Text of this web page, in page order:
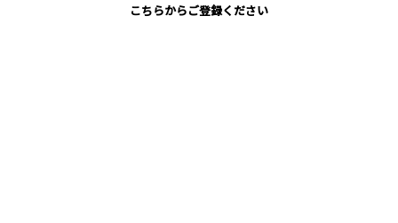
こちらからご登録ください